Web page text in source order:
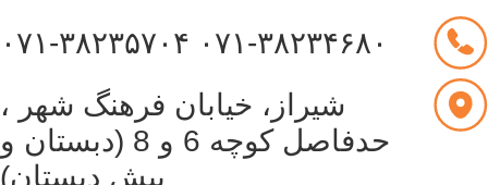
۰۷۱-۳۸۲۳۴۶۸۰
۰۷۱-۳۸۲۳۵۷۰۴
شیراز، خیابان فرهنگ شهر ،
حدفاصل کوچه 6 و 8 (دبستان و
پیش دبستان)